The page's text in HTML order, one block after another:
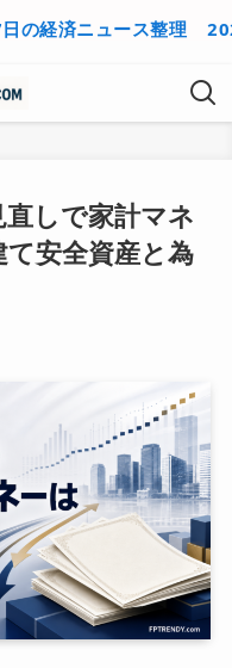
ュース整理 2026年8月
しで家計マネ
安全資産と為